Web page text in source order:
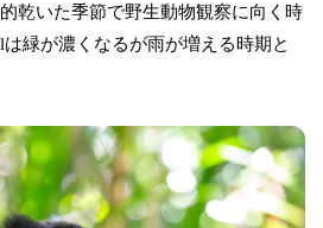
乾いた季節で野生動物観察に向く時
緑が濃くなるが雨が増える時期と